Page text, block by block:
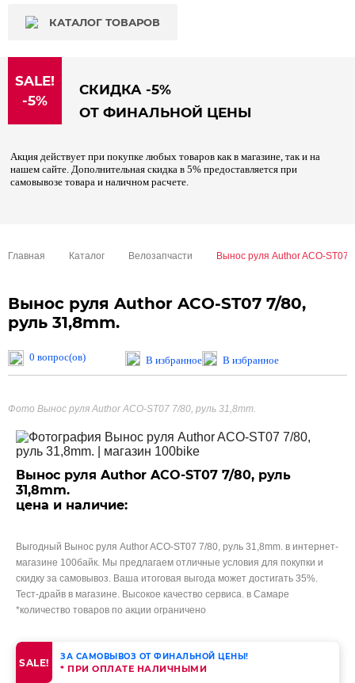
КАТАЛОГ ТОВАРОВ
SALE!
-5%
СКИДКА -5%
ОТ ФИНАЛЬНОЙ ЦЕНЫ
Акция действует при покупке любых товаров как в магазине, так и на
нашем сайте. Дополнительная скидка в 5% предоставляется при
самовывозе товара и наличном расчете.
Главная Каталог Велозапчасти Вынос руля Author ACO-ST07
Вынос руля Author ACO-ST07 7/80,
руль 31,8mm.
0 вопрос(ов) В избранное В избранное
Фото Вынос руля Author ACO-ST07 7/80, руль 31,8mm.
Вынос руля Author ACO-ST07 7/80, руль
31,8mm.
цена и наличие:
Выгодный Вынос руля Author ACO-ST07 7/80, руль 31,8mm. в интернет-
магазине 100байк. Мы предлагаем отличные условия для покупки и
скидку за самовывоз. Ваша итоговая выгода может достигать 35%.
Тест-драйв в магазине. Высокое качество сервиса. в Самаре
*количество товаров по акции ограничено
SALE! ЗА САМОВЫВОЗ ОТ ФИНАЛЬНОЙ ЦЕНЫ!
* ПРИ ОПЛАТЕ НАЛИЧНЫМИ